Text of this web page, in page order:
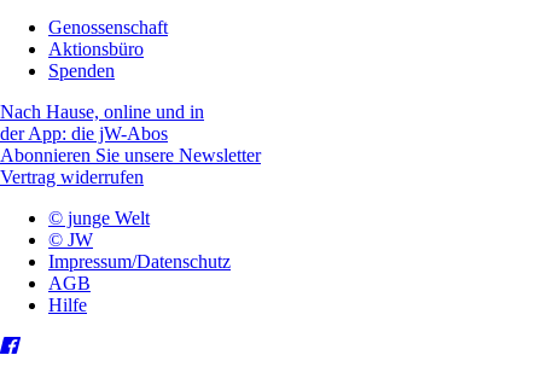
Genossenschaft
Aktionsbüro
Spenden
Nach Hause, online und in
der App: die jW-Abos
Abonnieren Sie unsere Newsletter
Vertrag widerrufen
© junge Welt
© JW
Impressum/Datenschutz
AGB
Hilfe